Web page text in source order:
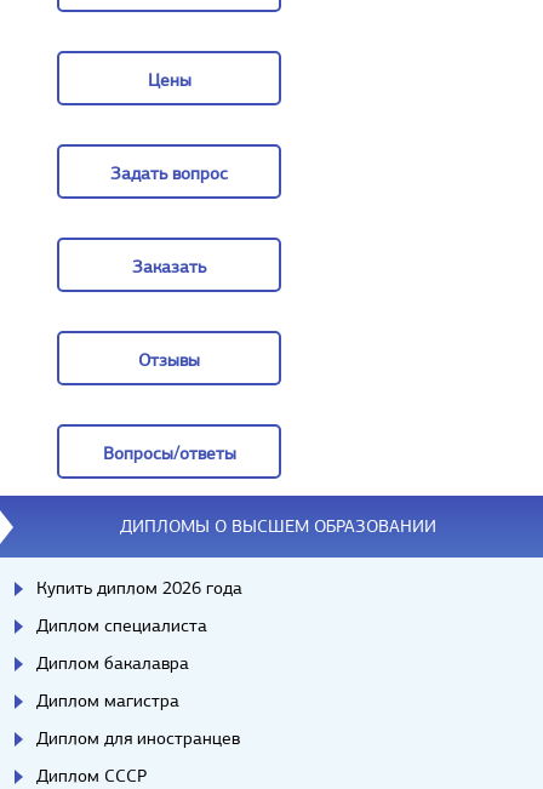
Цены
Задать вопрос
Заказать
Отзывы
Вопросы/ответы
Вопросы/ответы
ДИПЛОМЫ О ВЫСШЕМ ОБРАЗОВАНИИ
Купить диплом 2026 года
Диплом специалиста
Диплом бакалавра
Диплом магистра
Диплом для иностранцев
Диплом СССР